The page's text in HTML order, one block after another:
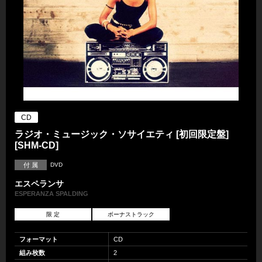
CD
ラジオ・ミュージック・ソサイエティ [初回限定盤]
[SHM-CD]
付 属 DVD
エスペランサ
ESPERANZA SPALDING
限 定 ボーナストラック
フォーマット
CD
組み枚数
2